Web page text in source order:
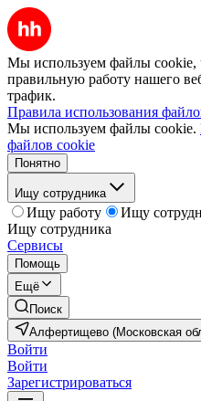
Мы используем файлы cookie,
правильную работу нашего
трафик.
Правила использования
Мы используем файлы cookie.
файлов cookie
Понятно
Ищу сотрудника
Ищу работу
Ищу
Ищу сотрудника
Сервисы
Помощь
Ещё
Поиск
Алфертищево (Московская
Войти
Войти
Зарегистрироваться